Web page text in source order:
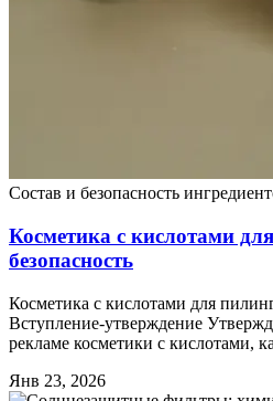
Состав и безопасность
Косметика с кислотами
безопасность
Косметика с кислотами для
Вступление-утверждение
рекламе косметики с кислотами,
Янв 23, 2026